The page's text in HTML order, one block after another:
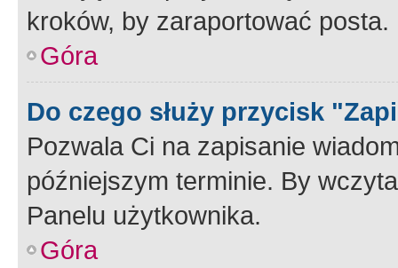
kroków, by zaraportować posta.
Góra
Do czego służy przycisk
Pozwala Ci na zapisanie
późniejszym terminie. By
Panelu użytkownika.
Góra